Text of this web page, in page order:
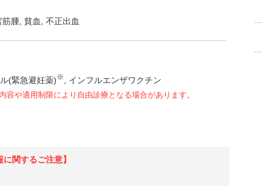
筋腫 貧血 不正出血
(緊急避妊薬)※ インフルエンザワクチン
や適用制限により自由診療となる場合があります。
に関するご注意】